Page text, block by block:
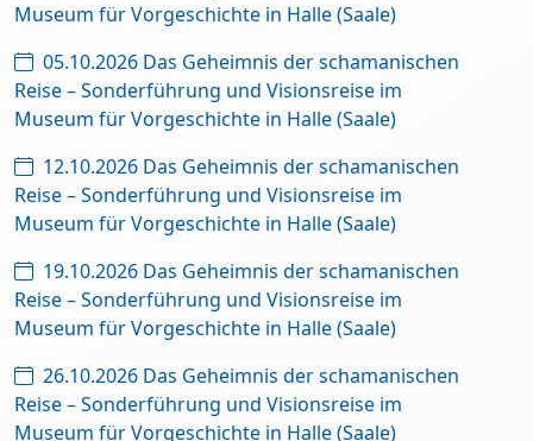
Museum für Vorgeschichte in Halle (Saale)
05.10.2026 Das Geheimnis der schamanischen
Reise – Sonderführung und Visionsreise im
Museum für Vorgeschichte in Halle (Saale)
12.10.2026 Das Geheimnis der schamanischen
Reise – Sonderführung und Visionsreise im
Museum für Vorgeschichte in Halle (Saale)
19.10.2026 Das Geheimnis der schamanischen
Reise – Sonderführung und Visionsreise im
Museum für Vorgeschichte in Halle (Saale)
26.10.2026 Das Geheimnis der schamanischen
Reise – Sonderführung und Visionsreise im
Museum für Vorgeschichte in Halle (Saale)